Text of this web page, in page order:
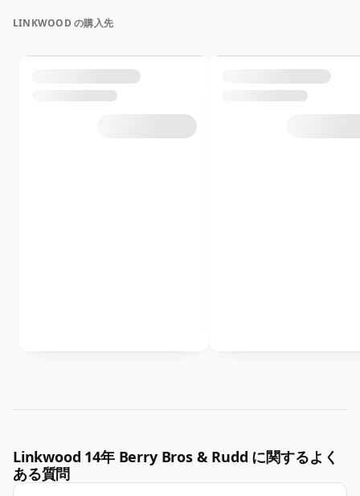
LINKWOOD の購入先
Linkwood 14年 Berry Bros & Rudd に関するよく
ある質問